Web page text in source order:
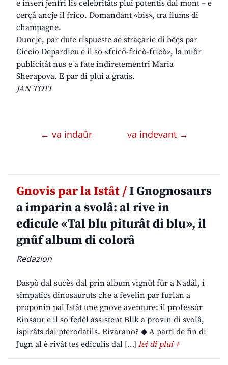
e inserì jenfri lis celebritâts plui potentis dal mont – e
cerçâ ancje il frico. Domandant «bis», tra flums di
champagne.
Duncje, par dute rispueste ae straçarie di bêçs par
Ciccio Depardieu e il so «fricò-fricò-fricò», la miôr
publicitât nus e à fate indiretementri Maria
Sherapova. E par di plui a gratis.
JAN TOTI
← va indaûr va indevant →
Gnovis par la Istât /I Gnognosaurs
a imparin a svolâ: al rive in
edicule «Tal blu piturât di blu», il
gnûf album di colorâ
Redazion
Daspò dal sucès dal prin album vignût fûr a Nadâl, i
simpatics dinosauruts che a fevelin par furlan a
proponin pal Istât une gnove aventure: il professôr
Einsaur e il so fedêl assistent Blik a provin di svolâ,
ispirâts dai pterodatils. Rivarano? ◆ A partî de fin di
Jugn al è rivât tes ediculis dal […] lei di plui +